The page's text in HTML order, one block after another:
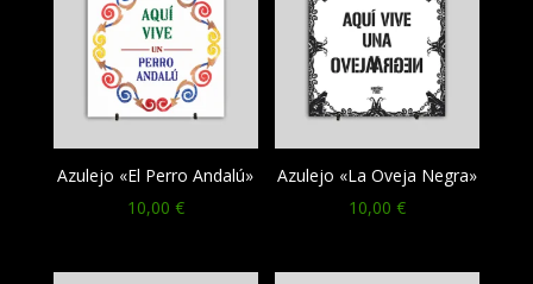
Azulejo «El Perro Andalú»
10,00 €
Azulejo «La Oveja Negra»
10,00€